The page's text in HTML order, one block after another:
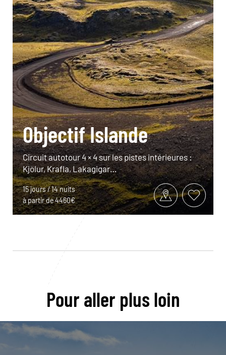
Objectif Islande
Circuit autotour 4 × 4 sur les pistes intérieures :
Kjölur, Krafla, Lakagigar…
15 jours / 14 nuits
à partir de 4460€
Pour aller plus loin